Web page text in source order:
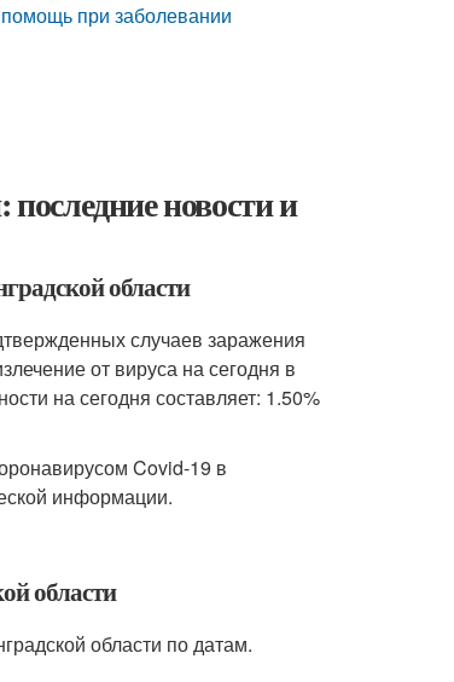
помощь при заболевании
новости и
области
случаев заражения
от вируса на сегодня в
на сегодня составляет: 1.50%
Covid-19 в
информации.
области
области по датам.